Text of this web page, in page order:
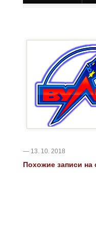
— 13. 10. 2018
Похожие записи на